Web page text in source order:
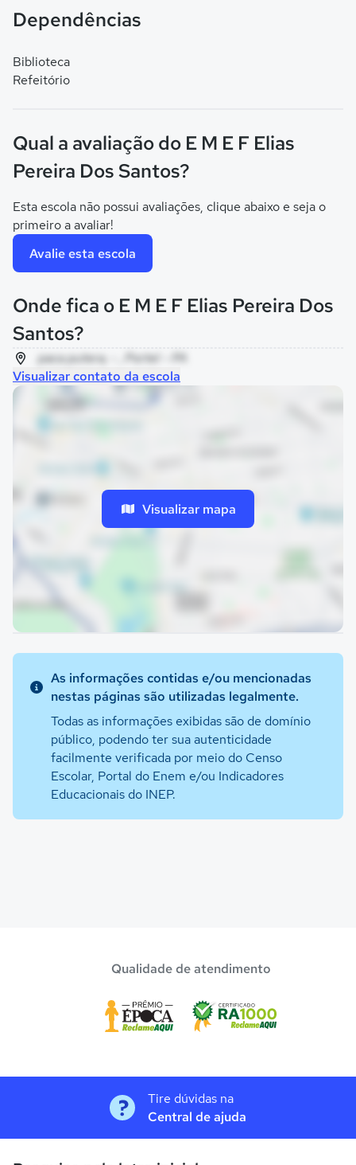
Dependências
Biblioteca
Refeitório
Qual a avaliação do E M E F Elias
Pereira Dos Santos?
Esta escola não possui avaliações, clique abaixo e seja o
primeiro a avaliar!
Avalie esta escola
Onde fica o E M E F Elias Pereira Dos
Santos?
paca putera, - , Portel - PA
Visualizar contato da escola
Visualizar mapa
As informações contidas e/ou mencionadas
nestas páginas são utilizadas legalmente.
Todas as informações exibidas são de domínio
público, podendo ter sua autenticidade
facilmente verificada por meio do Censo
Escolar, Portal do Enem e/ou Indicadores
Educacionais do INEP.
Qualidade de atendimento
Tire dúvidas na
Central de ajuda